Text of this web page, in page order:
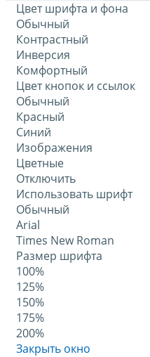
Цвет шрифта и фона
Обычный
Контрастный
Инверсия
Комфортный
Цвет кнопок и ссылок
Обычный
Красный
Синий
Изображения
Цветные
Отключить
Использовать шрифт
Обычный
Arial
Times New Roman
Размер шрифта
100%
125%
150%
175%
200%
Закрыть окно